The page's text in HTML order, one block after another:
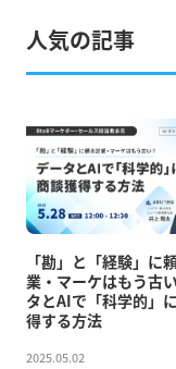
人気の記事
「勘」と「経験」に
業・マーケはもう古
タとAIで「科学的」
得する方法
2025.05.02